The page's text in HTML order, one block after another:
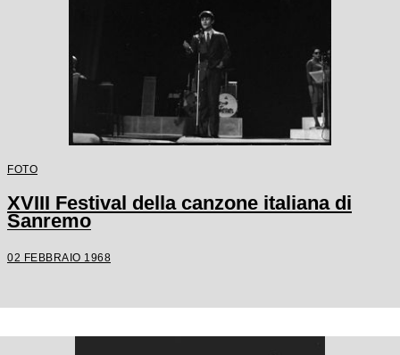
FOTO
XVIII Festival della canzone italiana di
Sanremo
02 FEBBRAIO 1968